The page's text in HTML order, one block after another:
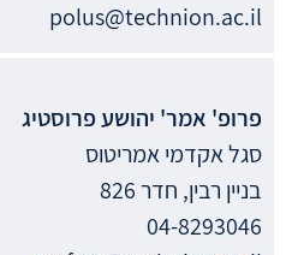
polus@technion.ac.il
פרופ' אמר' יהושעפרוסטיג
סגל אקדמי אמריטוס
בניין רבין, חדר 826
04-8293046